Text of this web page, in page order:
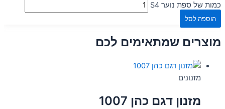
כמות של ספת נוער S4
הוספה לסל
מוצרים שמתאימים לכם
מזנונים
מזנון דגם כהן 1007